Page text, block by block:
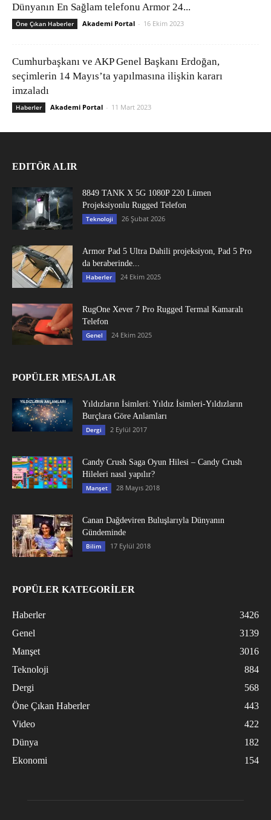
Dünyanın En Sağlam telefonu Armor 24...
Öne Çıkan Haberler Akademi Portal - 16 Ekim 2023
Cumhurbaşkanı ve AKP Genel Başkanı Erdoğan,
seçimlerin 14 Mayıs’ta yapılmasına ilişkin kararı
imzaladı
Haberler Akademi Portal - 11 Mart 2023
EDITÖR ALIR
8849 TANK X 5G 1080P 220 Lümen
Projeksiyonlu Rugged Telefon
Teknoloji 26 Şubat 2026
Armor Pad 5 Ultra Dahili projeksiyon, Pad 5 Pro
da beraberinde...
Haberler 24 Ekim 2025
RugOne Xever 7 Pro Rugged Termal Kamaralı
Telefon
Genel 24 Ekim 2025
POPÜLER MESAJLAR
Yıldızların İsimleri: Yıldız İsimleri-Yıldızların
Burçlara Göre Anlamları
Dergi 2 Eylül 2017
Candy Crush Saga Oyun Hilesi – Candy Crush
Hileleri nasıl yapılır?
Manşet 28 Mayıs 2018
Canan Dağdeviren Buluşlarıyla Dünyanın
Gündeminde
Bilim 17 Eylül 2018
POPÜLER KATEGORİLER
Haberler
3426
Genel
3139
Manşet
3016
Teknoloji
884
Dergi
568
Öne Çıkan Haberler
443
Video
422
Dünya
182
Ekonomi
154